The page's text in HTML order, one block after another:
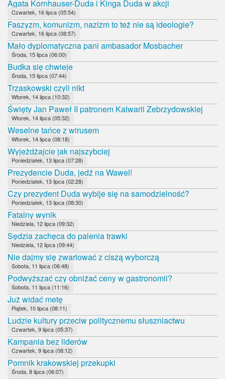
Agata Kornhauser-Duda i Kinga Duda w akcji
Czwartek, 16 lipca (05:54)
Faszyzm, komunizm, nazizm to też nie są ideologie?
Czwartek, 16 lipca (08:57)
Mało dyplomatyczna pani ambasador Mosbacher
Środa, 15 lipca (06:00)
Budka się chwieje
Środa, 15 lipca (07:44)
Trzaskowski czyli nikt
Wtorek, 14 lipca (10:32)
Święty Jan Paweł II patronem Kalwarii Zebrzydowskiej
Wtorek, 14 lipca (05:32)
Weselne tańce z wirusem
Wtorek, 14 lipca (08:18)
Wyjeżdżajcie jak najszybciej
Poniedziałek, 13 lipca (07:28)
Prezydencie Duda, jedź na Wawel!
Poniedziałek, 13 lipca (02:28)
Czy prezydent Duda wybije się na samodzielność?
Poniedziałek, 13 lipca (08:30)
Fatalny wynik
Niedziela, 12 lipca (09:32)
Sędzia zachęca do palenia trawki
Niedziela, 12 lipca (09:44)
Nie dajmy się zwariować z ciszą wyborczą
Sobota, 11 lipca (06:48)
Podwyższać czy obniżać ceny w gastronomii?
Sobota, 11 lipca (11:16)
Już widać metę
Piątek, 10 lipca (08:11)
Ludzie kultury przeciw politycznemu słuszniactwu
Czwartek, 9 lipca (05:37)
Kampania bez liderów
Czwartek, 9 lipca (08:12)
Pomnik krakowskiej przekupki
Środa, 8 lipca (06:07)